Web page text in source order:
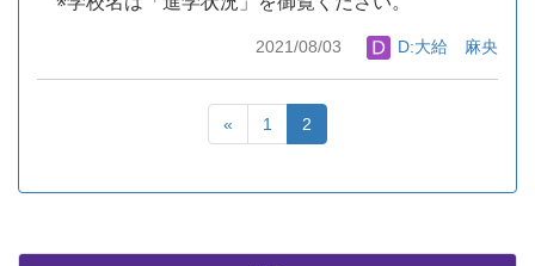
2021/08/03 D:大給 麻央
« 1 2